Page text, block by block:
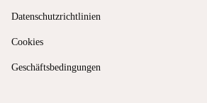
Datenschutzrichtlinien
Cookies
Geschäftsbedingungen